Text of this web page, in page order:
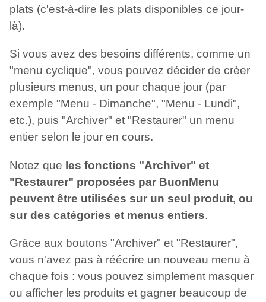
plats (c'est-à-dire les plats disponibles ce jour-
là).
Si vous avez des besoins différents, comme un
"menu cyclique", vous pouvez décider de créer
plusieurs menus, un pour chaque jour (par
exemple "Menu - Dimanche", "Menu - Lundi",
etc.), puis "Archiver" et "Restaurer" un menu
entier selon le jour en cours.
Notez que les fonctions "Archiver" et
"Restaurer" proposées par BuonMenu
peuvent être utilisées sur un seul produit, ou
sur des catégories et menus entiers.
Grâce aux boutons "Archiver" et "Restaurer",
vous n'avez pas à réécrire un nouveau menu à
chaque fois : vous pouvez simplement masquer
ou afficher les produits et gagner beaucoup de